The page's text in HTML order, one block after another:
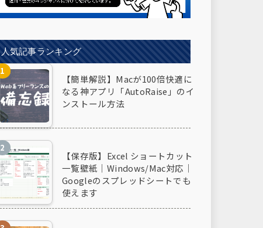
人気記事ランキング
【簡単解説】Macが100倍快適に
なる神アプリ「AutoRaise」のイ
ンストール方法
【保存版】Excel ショートカット
一覧壁紙｜Windows/Mac対応｜
Googleのスプレッドシートでも
使えます